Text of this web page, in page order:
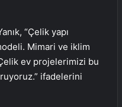
“Çelik yapı
Mimari ve iklim
ev projelerimizi bu
ifadelerini